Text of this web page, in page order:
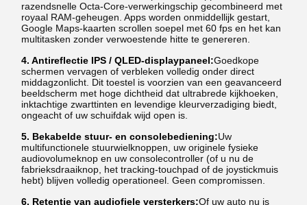
razendsnelle Octa-Core-verwerkingschip gecombineerd met
royaal RAM-geheugen. Apps worden onmiddellijk gestart,
Google Maps-kaarten scrollen soepel met 60 fps en het kan
multitasken zonder verwoestende hitte te genereren.
4. Antireflectie IPS / QLED-displaypaneel:Goedkope
schermen vervagen of verbleken volledig onder direct
middagzonlicht. Dit toestel is voorzien van een geavanceerd
beeldscherm met hoge dichtheid dat ultrabrede kijkhoeken,
inktachtige zwarttinten en levendige kleurverzadiging biedt,
ongeacht of uw schuifdak wijd open is.
5. Bekabelde stuur- en consolebediening:Uw
multifunctionele stuurwielknoppen, uw originele fysieke
audiovolumeknop en uw consolecontroller (of u nu de
fabrieksdraaiknop, het tracking-touchpad of de joystickmuis
hebt) blijven volledig operationeel. Geen compromissen.
6. Retentie van audiofiele versterkers:Of uw auto nu is